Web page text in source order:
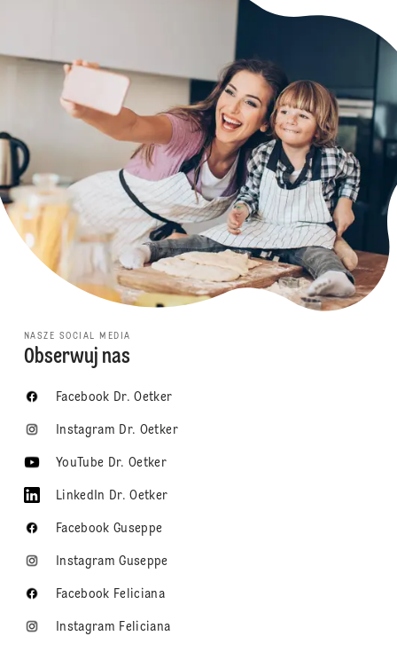
NASZE SOCIAL MEDIA
Obserwuj nas
Facebook Dr. Oetker
Instagram Dr. Oetker
YouTube Dr. Oetker
LinkedIn Dr. Oetker
Facebook Guseppe
Instagram Guseppe
Facebook Feliciana
Instagram Feliciana